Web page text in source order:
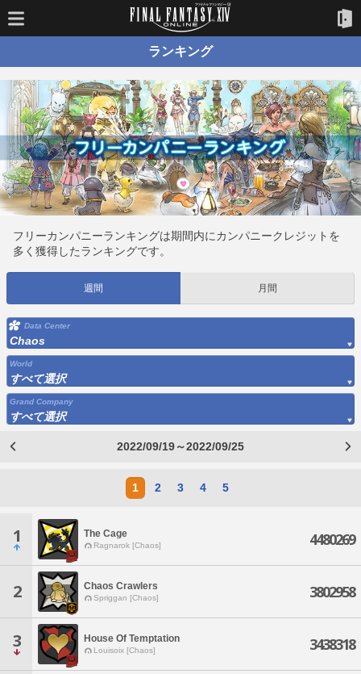
ランキング
フリーカンパニーランキングは期間内にカンパニークレジットを
多く獲得したランキングです。
週間 月間
Data Center
Chaos
World
すべて選択
Grand Company
すべて選択
2022/09/19～2022/09/25
1 2 3 4 5
1 The Cage
Ragnarok [Chaos] 4480269
2 Chaos Crawlers
Spriggan [Chaos] 3802958
3 House Of Temptation
Louisoix [Chaos] 3438318